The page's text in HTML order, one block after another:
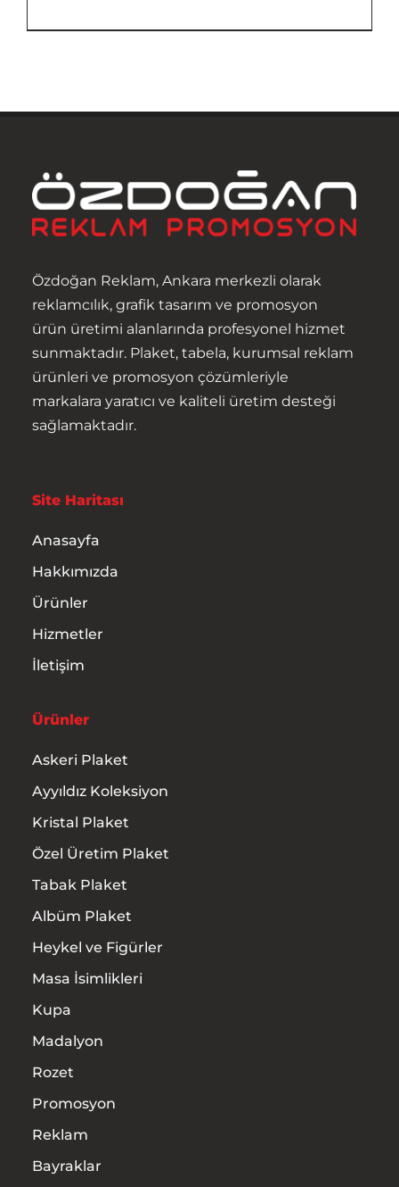
Özdoğan Reklam, Ankara merkezli olarak
reklamcılık, grafik tasarım ve promosyon
ürün üretimi alanlarında profesyonel hizmet
sunmaktadır. Plaket, tabela, kurumsal reklam
ürünleri ve promosyon çözümleriyle
markalara yaratıcı ve kaliteli üretim desteği
sağlamaktadır.
Site Haritası
Anasayfa
Hakkımızda
Ürünler
Hizmetler
İletişim
Ürünler
Askeri Plaket
Ayyıldız Koleksiyon
Kristal Plaket
Özel Üretim Plaket
Tabak Plaket
Albüm Plaket
Heykel ve Figürler
Masa İsimlikleri
Kupa
Madalyon
Rozet
Promosyon
Reklam
Bayraklar
Hakkımızda
Ürünler
Hizmetler